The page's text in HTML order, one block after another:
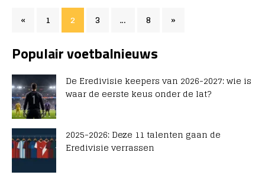
« 1 2 3 … 8 »
Populair voetbalnieuws
De Eredivisie keepers van 2026-2027: wie is
waar de eerste keus onder de lat?
2025-2026: Deze 11 talenten gaan de
Eredivisie verrassen